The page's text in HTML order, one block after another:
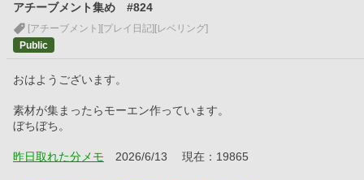
アチーブメント集め #824
[アチーブメント] [プレイ日記] [レベリング]
Public
おはようございます。
素材が集まったらモーエン作っています。
ぼちぼち。
昨日取れた分メモ 2026/6/13　 現在：19865